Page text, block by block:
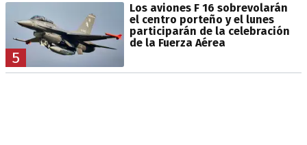
5
Los aviones F 16 sobrevolarán
el centro porteño y el lunes
participarán de la celebración
de la Fuerza Aérea